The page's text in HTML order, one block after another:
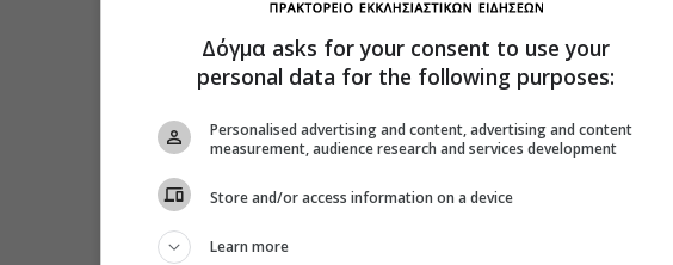
Δόγμα asks for your consent to use your
personal data for the following purposes:
Personalised advertising and content, advertising and content
measurement, audience research and services development
Store and/or access information on a device
Learn more